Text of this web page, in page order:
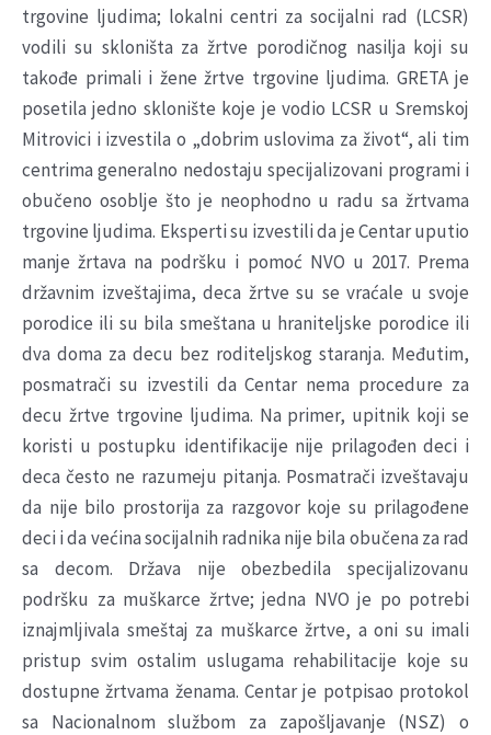
trgovine ljudima; lokalni centri za socijalni rad (LCSR)
vodili su skloništa za žrtve porodičnog nasilja koji su
takođe primali i žene žrtve trgovine ljudima. GRETA je
posetila jedno sklonište koje je vodio LCSR u Sremskoj
Mitrovici i izvestila o „dobrim uslovima za život“, ali tim
centrima generalno nedostaju specijalizovani programi i
obučeno osoblje što je neophodno u radu sa žrtvama
trgovine ljudima. Eksperti su izvestili da je Centar uputio
manje žrtava na podršku i pomoć NVO u 2017. Prema
državnim izveštajima, deca žrtve su se vraćale u svoje
porodice ili su bila smeštana u hraniteljske porodice ili
dva doma za decu bez roditeljskog staranja. Međutim,
posmatrači su izvestili da Centar nema procedure za
decu žrtve trgovine ljudima. Na primer, upitnik koji se
koristi u postupku identifikacije nije prilagođen deci i
deca često ne razumeju pitanja. Posmatrači izveštavaju
da nije bilo prostorija za razgovor koje su prilagođene
deci i da većina socijalnih radnika nije bila obučena za rad
sa decom. Država nije obezbedila specijalizovanu
podršku za muškarce žrtve; jedna NVO je po potrebi
iznajmljivala smeštaj za muškarce žrtve, a oni su imali
pristup svim ostalim uslugama rehabilitacije koje su
dostupne žrtvama ženama. Centar je potpisao protokol
sa Nacionalnom službom za zapošljavanje (NSZ) o